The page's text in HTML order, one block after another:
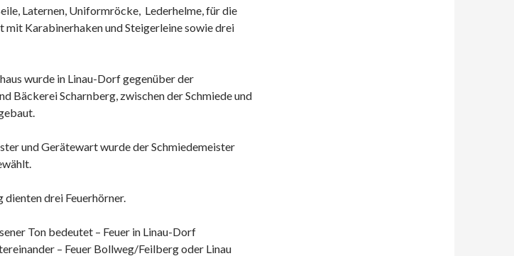
Laternen, Uniformröcke, Lederhelme, für die
mit Karabinerhaken und Steigerleine sowie drei
wurde in Linau-Dorf gegenüber der
Bäckerei Scharnberg, zwischen der Schmiede und
und Gerätewart wurde der Schmiedemeister
dienten drei Feuerhörner.
Ton bedeutet – Feuer in Linau-Dorf
– Feuer Bollweg/Feilberg oder Linau